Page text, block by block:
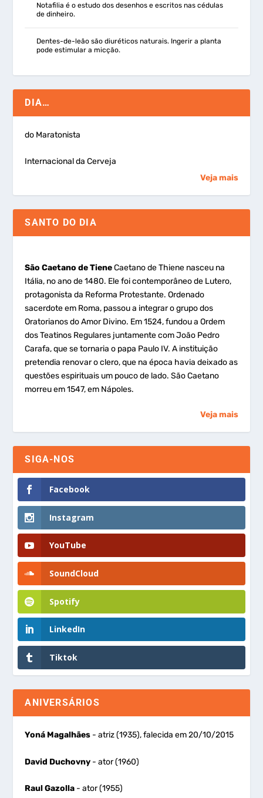
Notafilia é o estudo dos desenhos e escritos nas cédulas
de dinheiro.
Dentes-de-leão são diuréticos naturais. Ingerir a planta
pode estimular a micção.
DIA…
do Maratonista
Internacional da Cerveja
Veja mais
SANTO DO DIA
São Caetano de TieneCaetano de Thiene nasceu na
Itália, no ano de 1480. Ele foi contemporâneo de Lutero,
protagonista da Reforma Protestante. Ordenado
sacerdote em Roma, passou a integrar o grupo dos
Oratorianos do Amor Divino. Em 1524, fundou a Ordem
dos Teatinos Regulares juntamente com João Pedro
Carafa, que se tornaria o papa Paulo IV. A instituição
pretendia renovar o clero, que na época havia deixado as
questões espirituais um pouco de lado. São Caetano
morreu em 1547, em Nápoles.
Veja mais
SIGA-NOS
Facebook
Instagram
YouTube
SoundCloud
Spotify
LinkedIn
Tiktok
ANIVERSÁRIOS
Yoná Magalhães - atriz (1935), falecida em 20/10/2015
David Duchovny - ator (1960)
Raul Gazolla - ator (1955)